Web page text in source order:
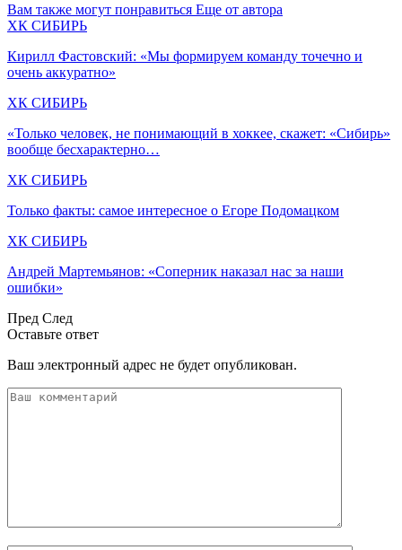
Вам также могут понравиться Еще от автора
ХК СИБИРЬ
Кирилл Фастовский: «Мы формируем команду точечно и
очень аккуратно»
ХК СИБИРЬ
«Только человек, не понимающий в хоккее, скажет: «Сибирь»
вообще бесхарактерно…
ХК СИБИРЬ
Только факты: самое интересное о Егоре Подомацком
ХК СИБИРЬ
Андрей Мартемьянов: «Соперник наказал нас за наши
ошибки»
Пред След
Оставьте ответ
Ваш электронный адрес не будет опубликован.